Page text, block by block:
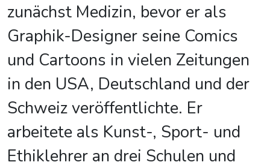
zunächst Medizin, bevor er als
Graphik-Designer seine Comics
und Cartoons in vielen Zeitungen
in den USA, Deutschland und der
Schweiz veröffentlichte. Er
arbeitete als Kunst-, Sport- und
Ethiklehrer an drei Schulen und